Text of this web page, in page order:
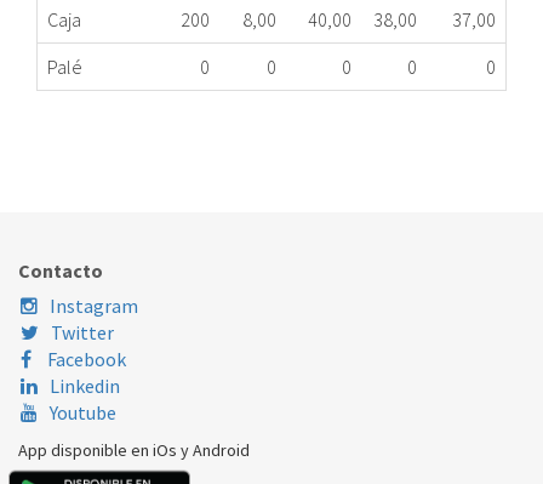
Caja
200 8,00 40,00 38,00
37,00
Palé
0 0 0 0 0
COPRECI
Contacto
Instagram
Twitter
Facebook
Linkedin
Youtube
App disponible en iOs y Android